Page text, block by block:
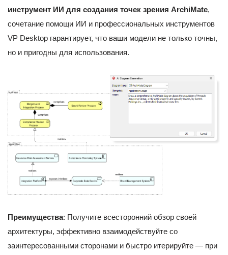
инструмент ИИ для создания точек зрения ArchiMate,
сочетание помощи ИИ и профессиональных инструментов
VP Desktop гарантирует, что ваши модели не только точны,
но и пригодны для использования.
Преимущества: Получите всесторонний обзор своей
архитектуры, эффективно взаимодействуйте со
заинтересованными сторонами и быстро итерируйте — при